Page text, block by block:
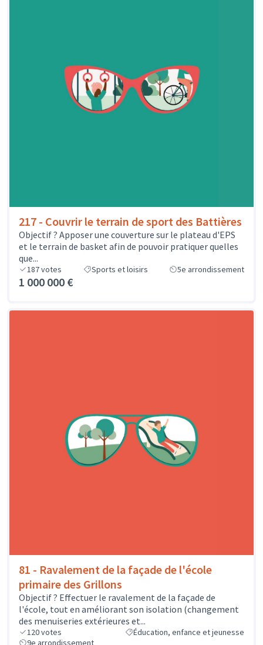
217 - Couvrir le terrain de sport des Battières
Objectif ? Apposer une couverture sur le plateau d'EPS
et le terrain de basket afin de pouvoir pratiquer quelles
que...
187votes Sports et loisirs 5e arrondissement
1 000 000 €
81 - Ravalement de la façade de l'école
primaire des Grillons
Objectif ? Effectuer le ravalement de la façade de
l'école, tout en améliorant son isolation (changement
des menuiseries extérieures et...
120votes
Éducation, enfance et jeunesse
9e arrondissement